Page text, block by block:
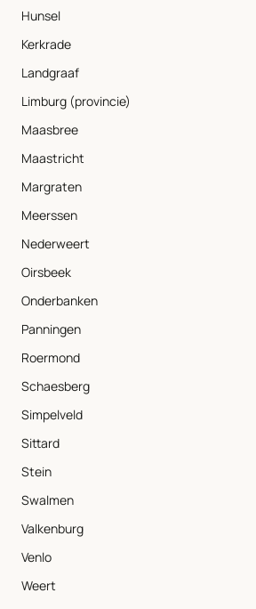
Hunsel
Kerkrade
Landgraaf
Limburg (provincie)
Maasbree
Maastricht
Margraten
Meerssen
Nederweert
Oirsbeek
Onderbanken
Panningen
Roermond
Schaesberg
Simpelveld
Sittard
Stein
Swalmen
Valkenburg
Venlo
Weert